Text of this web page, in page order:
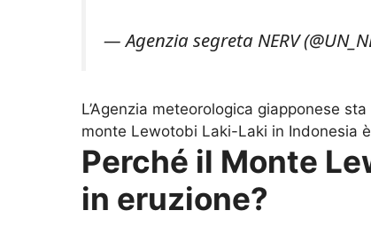
— Agenzia segreta NERV
L’Agenzia meteorologica giapponese
monte Lewotobi Laki-Laki in Indonesia
Perché il Monte
in eruzione?